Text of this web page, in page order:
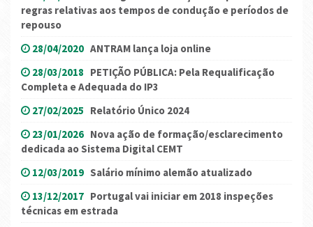
regras relativas aos tempos de condução e períodos de
repouso
28/04/2020 ANTRAM lança loja online
28/03/2018 PETIÇÃO PÚBLICA: Pela Requalificação
Completa e Adequada do IP3
27/02/2025 Relatório Único 2024
23/01/2026 Nova ação de formação/esclarecimento
dedicada ao Sistema Digital CEMT
12/03/2019 Salário mínimo alemão atualizado
13/12/2017 Portugal vai iniciar em 2018 inspeções
técnicas em estrada